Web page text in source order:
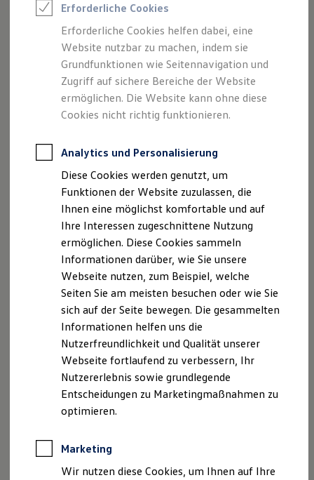
Fahrzeuge online kaufen
Digitaler Marktplatz
Kauf & Finanzierung
Online-Fahrzeugbewertung
Aktionen & Angebote
E-Auto-Förderung
Für Privatkunden
Für Gewerbekunden
Profi Paket
ProfiPartner für Gebrauchtwagen
Finanzierung
Für Privatkunden
Für Gewerbekunden
Leasing
Für Privatkunden
Für Gewerbekunden
Versicherungen & Garantien
Garantien
Kfz-Versicherung für Nutzfahrzeuge
Restschuldversicherung
Wartungsverträge
Besitzer & Service
Reparatur & Service
Sommer-Special
Reparatur, Pflege & Inspektion
Servicetermin anfragen
Service-Vorteile bei Volkswagen Nutzfahrzeuge
ServicePlus
Economy Service
Räder & Reifen Service
Notdienst und Pannenhilfe
Software, Konnektivität & Apps
California App
Erforderliche Cookies
Erforderliche Cookies helfen dabei, eine
Website nutzbar zu machen, indem sie
Grundfunktionen wie Seitennavigation und
Zugriff auf sichere Bereiche der Website
ermöglichen. Die Website kann ohne diese
Cookies nicht richtig funktionieren.
Analytics und Personalisierung
Diese Cookies werden genutzt, um
Funktionen der Website zuzulassen, die
Ihnen eine möglichst komfortable und auf
Ihre Interessen zugeschnittene Nutzung
ermöglichen. Diese Cookies sammeln
Informationen darüber, wie Sie unsere
Webseite nutzen, zum Beispiel, welche
Seiten Sie am meisten besuchen oder wie Sie
sich auf der Seite bewegen. Die gesammelten
Informationen helfen uns die
Nutzerfreundlichkeit und Qualität unserer
Webseite fortlaufend zu verbessern, Ihr
Nutzererlebnis sowie grundlegende
Entscheidungen zu Marketingmaßnahmen zu
optimieren.
Marketing
Wir nutzen diese Cookies, um Ihnen auf Ihre